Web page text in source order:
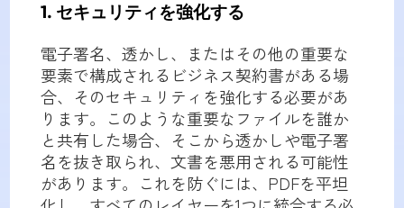
1. セキュリティを強化する
電子署名、透かし、またはその他の重要な
要素で構成されるビジネス契約書がある場
合、そのセキュリティを強化する必要があ
ります。このような重要なファイルを誰か
と共有した場合、そこから透かしや電子署
名を抜き取られ、文書を悪用される可能性
があります。これを防ぐには、PDFを平坦